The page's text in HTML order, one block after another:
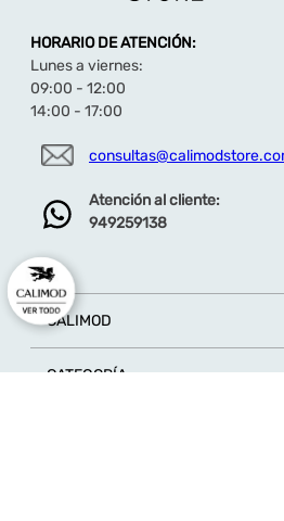
HORARIO DE ATENCIÓN:
Lunes a viernes:
09:00 - 12:00
14:00 - 17:00
Atención al cliente:
949259138
CALIMOD
CATEGORÍA